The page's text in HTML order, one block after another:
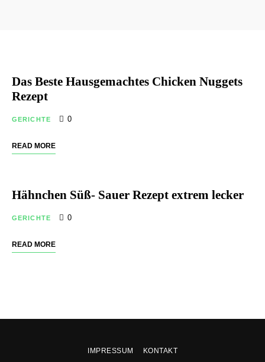
Das Beste Hausgemachtes Chicken Nuggets
Rezept
GERICHTE 0
READ MORE
Hähnchen Süß- Sauer Rezept extrem lecker
GERICHTE 0
READ MORE
IMPRESSUM KONTAKT